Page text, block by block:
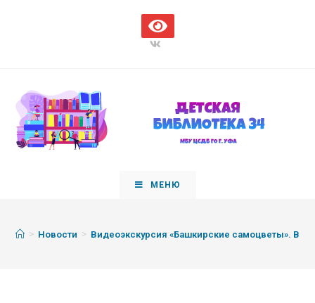
МЕНЮ
> Новости > Видеоэкскурсия «Башкирские самоцветы».